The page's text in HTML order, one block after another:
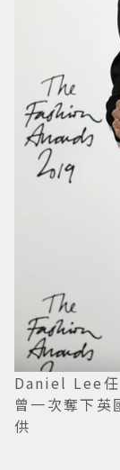
Daniel Lee
曾一次奪下英
供